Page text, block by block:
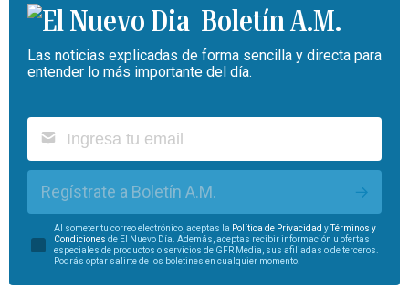
Boletín A.M.
Las noticias explicadas de forma sencilla y directa para
entender lo más importante del día.
Regístrate a Boletín A.M.
Al someter tu correo electrónico, aceptas la Política de Privacidad y
Términos y
Condiciones de El Nuevo Día. Además, aceptas recibir información u ofertas
especiales de productos o servicios de GFR Media, sus afiliadas o de terceros.
Podrás optar salirte de los boletines en cualquier momento.